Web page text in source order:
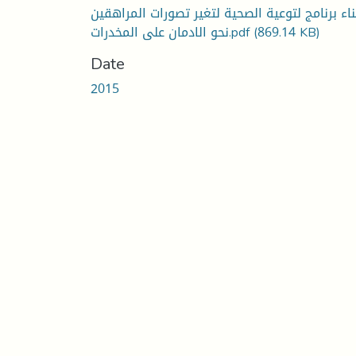
برنامج لتوعية الصحية لتغير تصورات المراهقين
نحو الادمان على المخدرات.pdf(869.14 KB)
Date
2015